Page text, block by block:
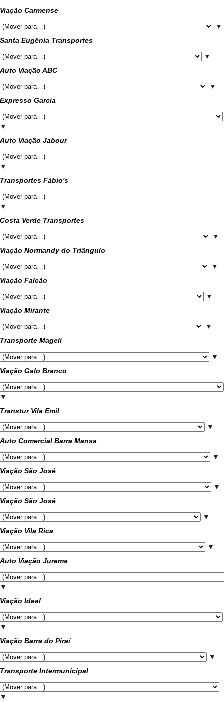
Viação Carmense
▼
Santa Eugênia Transportes
▼
Auto Viação ABC
▼
Expresso Garcia
▼
Auto Viação Jabour
▼
Transportes Fábio's
▼
Costa Verde Transportes
▼
Viação Normandy do Triângulo
▼
Viação Falcão
▼
Viação Mirante
▼
Transporte Mageli
▼
Viação Galo Branco
▼
Transtur Vila Emil
▼
Auto Comercial Barra Mansa
▼
Viação São José
▼
Viação São José
▼
Viação Vila Rica
▼
Auto Viação Jurema
▼
Viação Ideal
▼
Viação Barra do Piraí
▼
Transporte Intermunicipal
▼